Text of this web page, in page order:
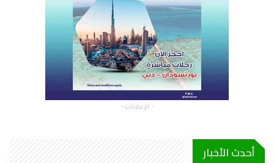
- الإعلانات -
أحدث الأخبار